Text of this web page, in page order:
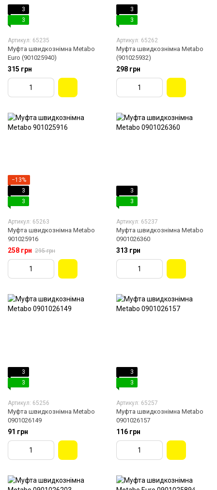
3
3
Артикул: 65235
Муфта швидкознімна Metabo
Euro (901025940)
315 грн
3
3
Артикул: 65262
Муфта швидкознімна Metabo
(901025932)
298 грн
−13%
3
3
Артикул: 65263
Муфта швидкознімна Metabo
901025916
258 грн 295 грн
3
3
Артикул: 65237
Муфта швидкознімна Metabo
0901026360
313 грн
3
3
Артикул: 65256
Муфта швидкознімна Metabo
0901026149
91 грн
3
3
Артикул: 65257
Муфта швидкознімна Metabo
0901026157
116 грн